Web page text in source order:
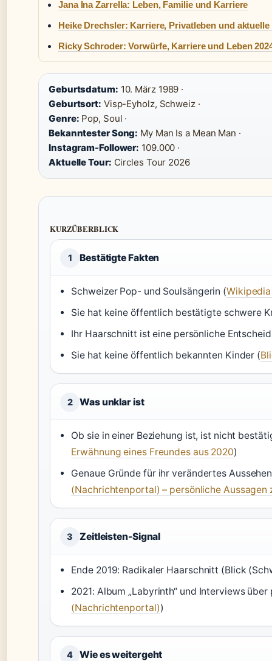
Jana Ina Zarrella: Leben, Familie und Karriere
Heike Drechsler: Karriere, Privatleben und
Ricky Schroder: Vorwürfe, Karriere und Leben
Geburtsdatum: 10. März 1989 ·
Geburtsort: Visp-Eyholz, Schweiz ·
Genre: Pop, Soul ·
Bekanntester Song: My Man Is a Mean Man ·
Instagram-Follower: 109.000 ·
Aktuelle Tour: Circles Tour 2026
KURZÜBERBLICK
1 Bestätigte Fakten
Schweizer Pop- und Soulsängerin (
Sie hat keine öffentlich bestätigte schwere
Ihr Haarschnitt ist eine persönliche
Sie hat keine öffentlich bekannten Kinder (
2 Was unklar ist
Ob sie in einer Beziehung ist, ist nicht
Erwähnung eines Freundes aus 2020)
Genaue Gründe für ihr verändertes
(Nachrichtenportal) – persönliche Aussagen
3 Zeitleisten-Signal
Ende 2019: Radikaler Haarschnitt (Blick
2021: Album „Labyrinth“ und Interviews
(Nachrichtenportal))
4 Wie es weitergeht